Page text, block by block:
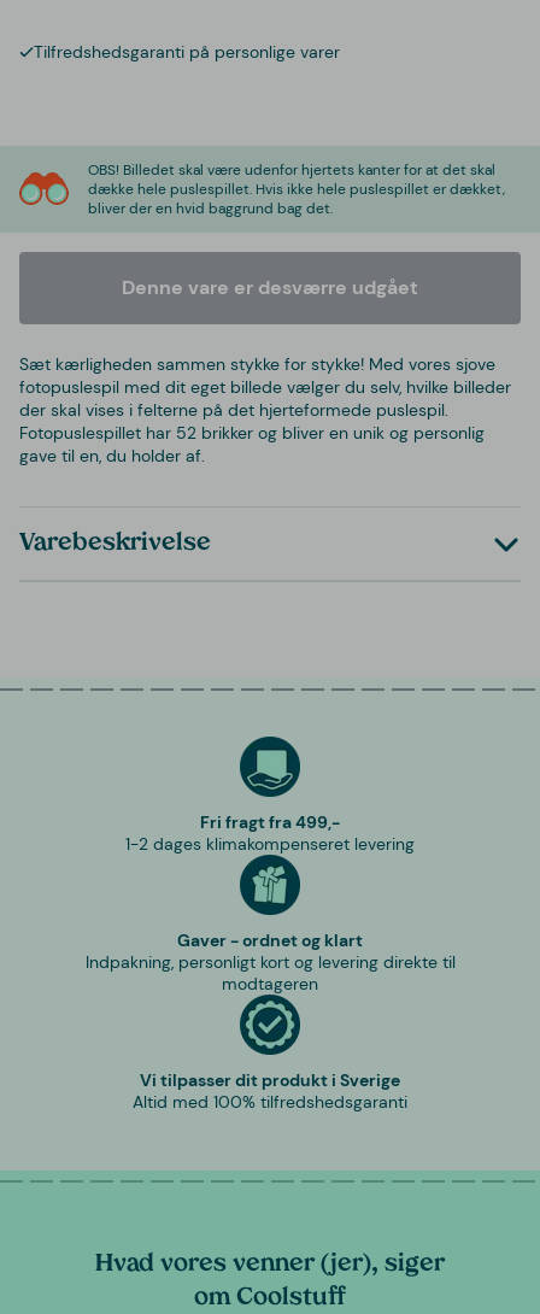
Tilfredshedsgaranti på personlige varer
OBS! Billedet skal være udenfor hjertets kanter for at det skal
dække hele puslespillet. Hvis ikke hele puslespillet er dækket,
bliver der en hvid baggrund bag det.
Denne vare er desværre udgået
Sæt kærligheden sammen stykke for stykke! Med vores sjove
fotopuslespil med dit eget billede vælger du selv, hvilke billeder
der skal vises i felterne på det hjerteformede puslespil.
Fotopuslespillet har 52 brikker og bliver en unik og personlig
gave til en, du holder af.
Varebeskrivelse
Fri fragt fra 499,-
1-2 dages klimakompenseret levering
Gaver - ordnet og klart
Indpakning, personligt kort og levering direkte til
modtageren
Vi tilpasser dit produkt i Sverige
Altid med 100% tilfredshedsgaranti
Hvad vores venner (jer), siger
om Coolstuff